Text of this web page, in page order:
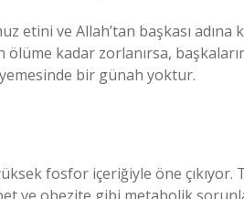
etini ve Allah’tan başkası adına
kadar zorlanırsa,
yemesinde bir günah yoktur.
fosfor içeriğiyle öne çıkıyor.